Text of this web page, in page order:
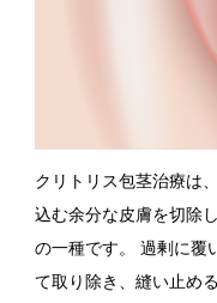
クリトリス包茎治療は
込む余分な皮膚を切除
の一種です。 過剰に覆
て取り除き、縫い止め